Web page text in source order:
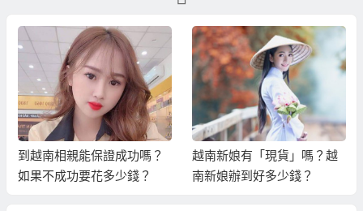
到越南相親能保證成功嗎？
如果不成功要花多少錢？
越南新娘有「現貨」嗎？越
南新娘辦到好多少錢？